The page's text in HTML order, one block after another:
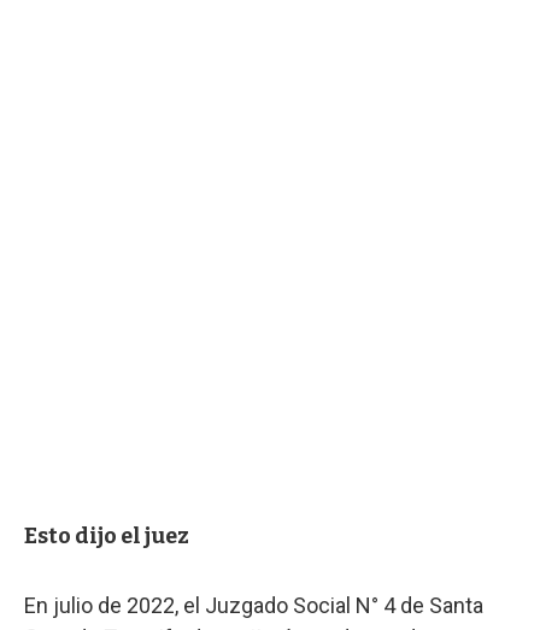
Esto dijo el juez
En julio de 2022, el Juzgado Social N° 4 de Santa